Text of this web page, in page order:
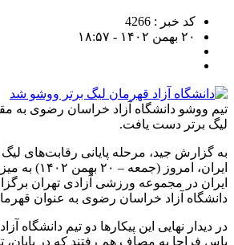
کد خبر : 4266
۲۰ بهمن ۱۴۰۲ - ۱۸:۵۷
تیم ووشو دانشگاه آزاد خراسان رضوی به
لیگ برتر دست یافت.
به گزارش جید، مرحله پایانی رقابت‌های
ایران، امروز
ایران در مجموعه ورزشی آزادی تهران
دانشگاه آزاد خراسان رضوی به عنوان
در دیدار نهایی این پیکارها دو تیم دانشگاه
پاس فراجا به مصاف هم رفتند که در پایان،